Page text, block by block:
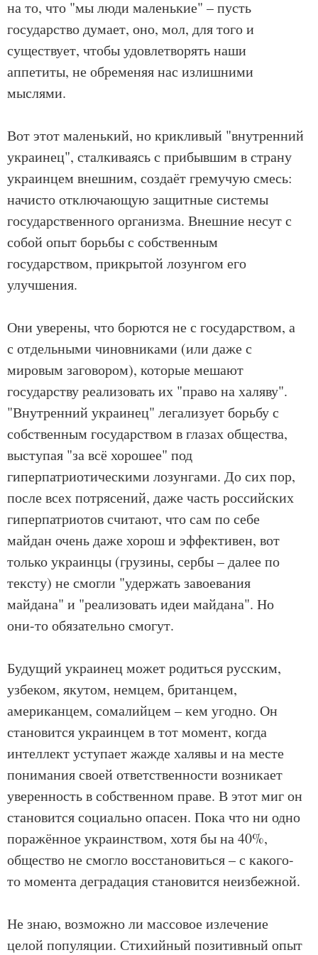
на то, что "мы люди маленькие" – пусть
государство думает, оно, мол, для того и
существует, чтобы удовлетворять наши
аппетиты, не обременяя нас излишними
мыслями.
Вот этот маленький, но крикливый "внутренний
украинец", сталкиваясь с прибывшим в страну
украинцем внешним, создаёт гремучую смесь:
начисто отключающую защитные системы
государственного организма. Внешние несут с
собой опыт борьбы с собственным
государством, прикрытой лозунгом его
улучшения.
Они уверены, что борются не с государством, а
с отдельными чиновниками (или даже с
мировым заговором), которые мешают
государству реализовать их "право на халяву".
"Внутренний украинец" легализует борьбу с
собственным государством в глазах общества,
выступая "за всё хорошее" под
гиперпатриотическими лозунгами. До сих пор,
после всех потрясений, даже часть российских
гиперпатриотов считают, что сам по себе
майдан очень даже хорош и эффективен, вот
только украинцы (грузины, сербы – далее по
тексту) не смогли "удержать завоевания
майдана" и "реализовать идеи майдана". Но
они-то обязательно смогут.
Будущий украинец может родиться русским,
узбеком, якутом, немцем, британцем,
американцем, сомалийцем – кем угодно. Он
становится украинцем в тот момент, когда
интеллект уступает жажде халявы и на месте
понимания своей ответственности возникает
уверенность в собственном праве. В этот миг он
становится социально опасен. Пока что ни одно
поражённое украинством, хотя бы на 40%,
общество не смогло восстановиться – с какого-
то момента деградация становится неизбежной.
Не знаю, возможно ли массовое излечение
целой популяции. Стихийный позитивный опыт